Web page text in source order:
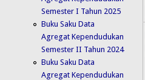
Semester I Tahun 2025
Buku Saku Data
Agregat Kependudukan
Semester II Tahun 2024
Buku Saku Data
Agregat Kependudukan